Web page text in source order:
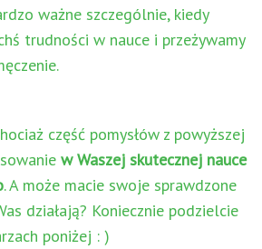
ważne szczególnie, kiedy
trudności w nauce i przeżywamy
część pomysłów z powyższej
w Waszej skutecznej nauce
. A może macie swoje sprawdzone
działają? Koniecznie podzielcie
poniżej : )